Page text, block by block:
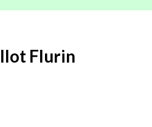
Flurin